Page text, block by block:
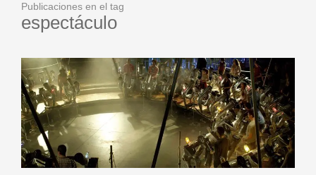
Publicaciones en el tag
espectáculo